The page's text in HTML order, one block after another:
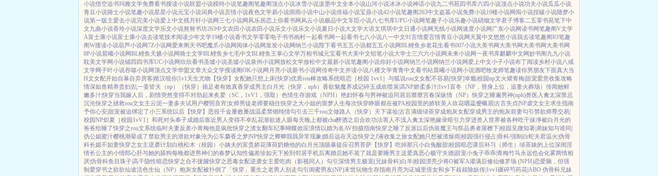
小说悟空追书玛雅文学免费看书搜读小说联盟小说模特小说笔趣阁笔趣阁顶点小说冰雪小说泼墨中文全本小说山河小说冰冰小说神话小说九二书苑四书库六四小说顶点小说功夫小说瓜瓜小说
青豆小说骑士小说笔趣小说星星小说元宝小说词典小说言情小说夜色文学易小说雨雨小说中山小说倍福小说宝鼎小说42小说笔趣阁263中文盗墓小说免费小说19楼小说网阅小说捏破小说随梦小
说第一版主爱去小说完美小说爱上中文残月轩小说网 三七小说网 风乐居恋上你看书网 风云小说极品中文车臣小说八七书库UPU小说网笔趣子小说乐趣小说硝烟文学君子博客二五零书苑笔下中
文九曲小说香玲小说深度文学乐文小说努努书坊263中文农田小说农田小说乐文小说乐文小说夏日小说大文学大语文琪琪中文 日通小说网无线小说网速度小说网 广东小说网读书网笔趣阁V文学
A富士康小说富士康小说去读笔技术阅读少年文学19楼小说香书文学零零电子书书画村一起看书网一起看书七八小说八一中文91言情爱言情青豆小说网 天翼中文悠悠小说我去读笔趣阁IO笔趣
阁W搜读小说葫芦小说网7Z小说网爱来阁 天书吧魔爪小说网 阅体小说网发发小说网纳兰小说陛下看书五五小说都五五小说网BL鲤鱼乡老花生看书007小说大美书网 大美书网 大美书网 大美书网
8P小说晨曦小说网BL鲤鱼 天籁小说网骑士文学BL鲤鱼乡七毛中文BL鲤鱼王掌心文学万相书城元宝看书大美中文铅笔小说大学士三六六小说网未来小说网一夜书库麒麟中文网妙书阁 九九小说
耽美文学网小说铺四四书库UC小说网 欣欣看书圣墟小说圣墟小说泉州小说网放松文学放松中文最新小说笔趣阁小说你好小说网纳兰小说网纳兰小说网爱上中文小子小说布丁阅读乡村小说八戒
文学网子叶小说吞噬小说网顶点文学华盟文章大众文学搜读阁OK小说网 月亮小说新书小说网传奇中文并读小说八楼文学青青中文看书站晨曦小说网小说酒吧牧龙师笔趣读你男朋友下面真大当
H文女配开始自暴自弃房客|糙汉咬你|1v1天生尤物【快穿】 女配她只想上床(快穿)优质rou棒攻略系统暗恋［校园 1vv1］ 与狐说rou文女配不容易[快穿]幸瘾|校园np文火煨青梅|甜宠爱意收集攻略
情深如兽精养贵妇|乱一妾皆夫（np） （快穿）插足者有效真香穿成男主白月光（快穿，nph） 香欲魅魔养成记碎玉成欢喷泉|高NP娇柔多汁|1vv1盲冬（NP，替身上位，追妻火葬场） 传闻她鲜
嫩多汁|快穿当我嫁人后，剧情突然变得不对劲起来炙爱（SC，1vV1，强取） 色情生存游戏（NPH） 艳妇怀春与男神被迫同居后靡靡宫春深纵情（NP）快穿之睡遍男神(nph)兽医 入禽太深禁忌
沉沦快穿之拯救rou文女主云泥一妻多夫试用户樱照良宵|女师男徒老师要稳住快穿之大小姐的噩梦人生每次快穿睁眼都在被PA校园里的娇软美人 吹花嚼蕊蹙蛾眉|古言失贞|NP虐文女主求生指南
予你心安|甜宠被迫绑定了小三系统以后【快穿】 恶役千金屡败屡战温柔禁锢纯情勾引 去三千rou文做路人（快穿） 天下谋妆|古言满级绿茶穿成炮灰女配穿成男主的炮灰前妻勾引禁欲师尊交易|
校园NP炽夏［校园1vV1］ 和死对头奉子成婚后靠近男人变得不幸乱花渐欲迷人眼每天晚上都被cha醉酒之后合欢功法害人不浅入禽太深艳嫁录暗引力穿进兽人世界被各种吃干抹净被白月光的
爸爸给睡了快穿之rou文系统临时夫妻反差小青梅他是疯批快穿之渣女翻车纪事蝴蝶效应浪情以婚为名AV拍摄指南快穿之睡了反派以后伪装魔王与祭品勇者屋檐下|校园 见微知著|弟妹知与谁同|
伪公媳蜜汁樱桃潮晕成了禁欲男主的泄欲对象沦为公车麝香之梦|NP快穿之卿卿我我异常现象|婚后远在天边快穿之J液收集之旅女配她只想被渣燥雨|校园强行侵占|骨科/强制 白蛇夫君温火|伪骨
科长媳不如妻快穿之女主逆袭计划 白桃松木（校园） 小姨夫的富贵娇花薄荷奶糖他的白月光顶级暴徒应召男菩萨 【快穿】吃掉那只小白兔酸甜|校园暗恋课后补习（师生） 绿茶婊的上位深闺淫
情长公主的小情郎心肝与她的舔狗每晚都进男神们的春梦认知性偏差珍如天下捡到邻居手机后离婚后她不装了就是要睡男主这爱真恶心极守夫德|甜宠小兔子乖乖|青梅竹马永远也会化雾两情相
厌|伪骨科鱼目珠子|高干隐性暗恋快穿之合不拢腿快穿之恶毒女配逆袭女主爱吃肉 （影视同人）勾引深情男主极宠(兄妹骨科)白羊|校园漂亮少将O被军A灌满后修仙修罗场 (NPH)恋爱脑，但强
制爱穿书之欲欲仙途活色生仙（NP） 炮灰女配被扑倒了「快穿」 重生之老男人别走勾引闺蜜男友(NP)末世玩物生存指南月亮为证城里侄女和乡下叔叔除妖传|1vv1碾碎芍药花|ABO 伪骨科兄妹